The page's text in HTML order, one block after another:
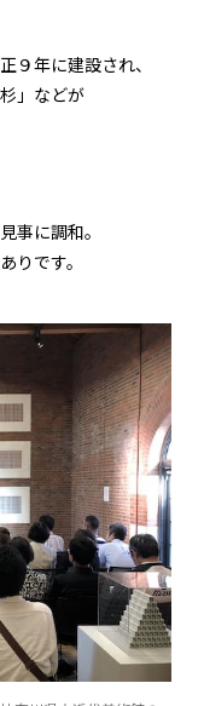
９年に建設され、
」などが
事に調和。
りです。